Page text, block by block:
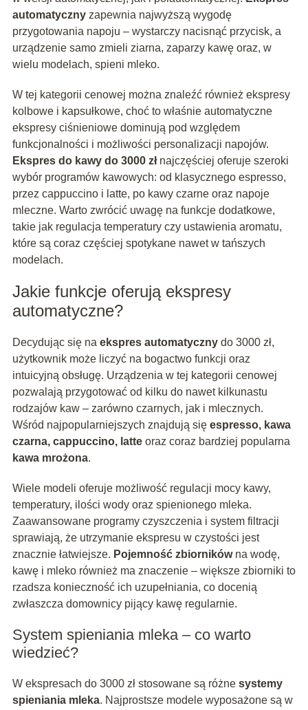
automatycznyzapewnia najwyższą wygodę
przygotowania napoju – wystarczy nacisnąć przycisk, a
urządzenie samo zmieli ziarna, zaparzy kawę oraz, w
wielu modelach, spieni mleko.
W tej kategorii cenowej można znaleźć również ekspresy
kolbowe i kapsułkowe, choć to właśnie automatyczne
ekspresy ciśnieniowe dominują pod względem
funkcjonalności i możliwości personalizacji napojów.
Ekspres do kawy do 3000 złnajczęściej oferuje szeroki
wybór programów kawowych: od klasycznego espresso,
przez cappuccino i latte, po kawy czarne oraz napoje
mleczne. Warto zwrócić uwagę na funkcje dodatkowe,
takie jak regulacja temperatury czy ustawienia aromatu,
które są coraz częściej spotykane nawet w tańszych
modelach.
Jakie funkcje oferują ekspresy
automatyczne?
Decydując się na ekspres automatycznydo 3000 zł,
użytkownik może liczyć na bogactwo funkcji oraz
intuicyjną obsługę. Urządzenia w tej kategorii cenowej
pozwalają przygotować od kilku do nawet kilkunastu
rodzajów kaw – zarówno czarnych, jak i mlecznych.
Wśród najpopularniejszych znajdują się espresso, kawa
czarna, cappuccino, latteoraz coraz bardziej popularna
kawa mrożona.
Wiele modeli oferuje możliwość regulacji mocy kawy,
temperatury, ilości wody oraz spienionego mleka.
Zaawansowane programy czyszczenia i system filtracji
sprawiają, że utrzymanie ekspresu w czystości jest
znacznie łatwiejsze. Pojemność zbiornikówna wodę,
kawę i mleko również ma znaczenie – większe zbiorniki to
rzadsza konieczność ich uzupełniania, co docenią
zwłaszcza domownicy pijący kawę regularnie.
System spieniania mleka – co warto
wiedzieć?
W ekspresach do 3000 zł stosowane są różne systemy
spieniania mleka. Najprostsze modele wyposażone są w